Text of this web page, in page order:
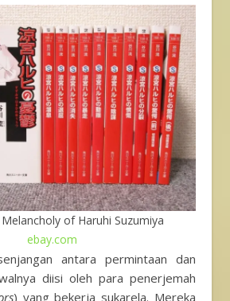
of Haruhi Suzumiya
ebay.com
antara permintaan dan
diisi oleh para penerjemah
) yang bekerja sukarela. Mereka